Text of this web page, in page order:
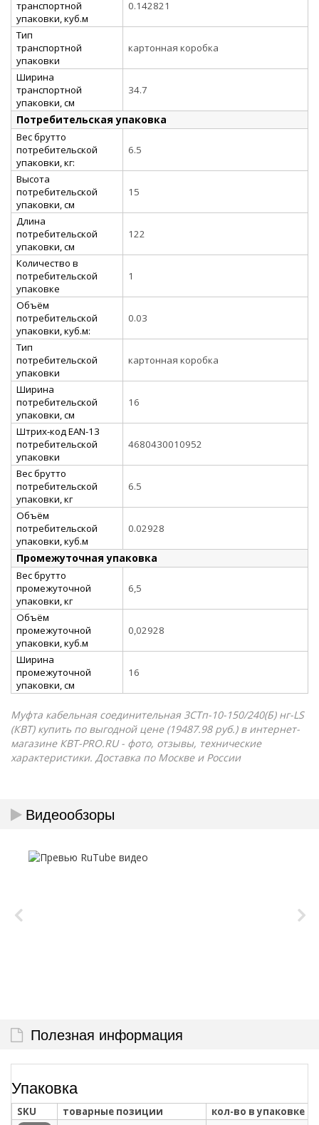
транспортной
упаковки, куб.м
0.142821
Тип
транспортной
упаковки
картонная коробка
Ширина
транспортной
упаковки, см
34.7
Потребительская упаковка
Вес брутто
потребительской
упаковки, кг:
6.5
Высота
потребительской
упаковки, см
15
Длина
потребительской
упаковки, см
122
Количество в
потребительской
упаковке
1
Объём
потребительской
упаковки, куб.м:
0.03
Тип
потребительской
упаковки
картонная коробка
Ширина
потребительской
упаковки, см
16
Штрих-код EAN-13
потребительской
упаковки
4680430010952
Вес брутто
потребительской
упаковки, кг
6.5
Объём
потребительской
упаковки, куб.м
0.02928
Промежуточная упаковка
Вес брутто
промежуточной
упаковки, кг
6,5
Объём
промежуточной
упаковки, куб.м
0,02928
Ширина
промежуточной
упаковки, см
16
Муфта кабельная соединительная 3СТп-10-150/240(Б) нг-LS
(КВТ) купить по выгодной цене (19487.98 руб.) в интернет-
магазине КВТ-PRO.RU - фото, отзывы, технические
характеристики. Доставка по Москве и России
Видеообзоры
Полезная информация
Упаковка
SKU товарные позиции кол-во в упаковке